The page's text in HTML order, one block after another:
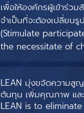
เพื่อให้องค์กรผู้เข้าร่ว
จำเป็นที่จะต้องเปลี่ยน
(Stimulate
the necessitate of
LEAN มุ่งขจัดความสู
ต้นทุน เพิ่มคุณภาพ แล
LEAN is to